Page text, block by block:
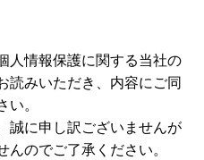
人情報保護に関する当社の
読みいただき、内容にご同
い。
誠に申し訳ございませんが
んのでご了承ください。